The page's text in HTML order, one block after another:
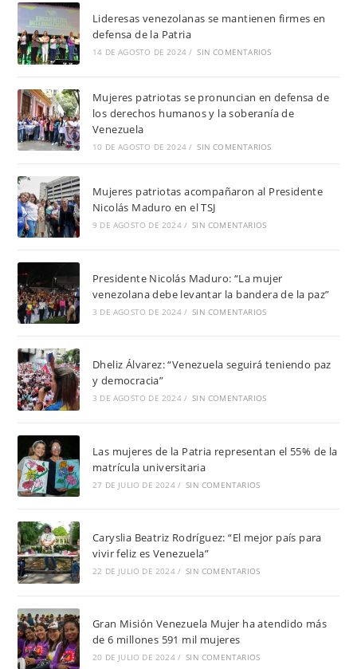
Lideresas venezolanas se mantienen firmes en
defensa de la Patria
14 DE AGOSTO DE 2024 / SIN COMENTARIOS
Mujeres patriotas se pronuncian en defensa de
los derechos humanos y la soberanía de
Venezuela
10 DE AGOSTO DE 2024 / SIN COMENTARIOS
Mujeres patriotas acompañaron al Presidente
Nicolás Maduro en el TSJ
9 DE AGOSTO DE 2024 / SIN COMENTARIOS
Presidente Nicolás Maduro: “La mujer
venezolana debe levantar la bandera de la paz”
3 DE AGOSTO DE 2024 / SIN COMENTARIOS
Dheliz Álvarez: “Venezuela seguirá teniendo paz
y democracia”
3 DE AGOSTO DE 2024 / SIN COMENTARIOS
Las mujeres de la Patria representan el 55% de la
matrícula universitaria
27 DE JULIO DE 2024 / SIN COMENTARIOS
Caryslia Beatriz Rodríguez: “El mejor país para
vivir feliz es Venezuela”
22 DE JULIO DE 2024 / SIN COMENTARIOS
Gran Misión Venezuela Mujer ha atendido más
de 6 millones 591 mil mujeres
20 DE JULIO DE 2024 / SIN COMENTARIOS